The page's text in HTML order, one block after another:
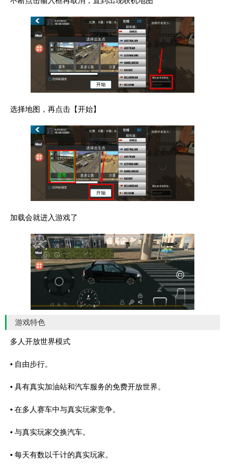
选择地图，再点击【开始】
加载会就进入游戏了
游戏特色
多人开放世界模式
• 自由步行。
• 具有真实加油站和汽车服务的免费开放世界。
• 在多人赛车中与真实玩家竞争。
• 与真实玩家交换汽车。
• 每天有数以千计的真实玩家。